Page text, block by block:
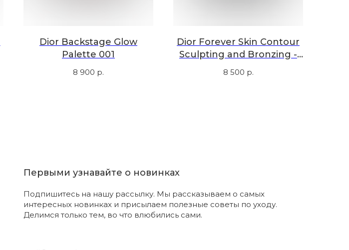
Dior Backstage Glow
Palette 001
8 900 р.
Dior Forever Skin Contour
Sculpting and Bronzing -
02
8 500 р.
Первыми узнавайте о новинках
Подпишитесь на нашу рассылку. Мы рассказываем о самых
интересных новинках и присылаем полезные советы по уходу.
Делимся только тем, во что влюбились сами.